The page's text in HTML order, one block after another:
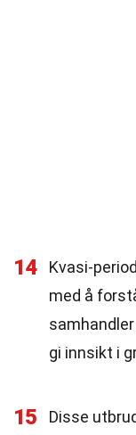
14
Kvasi-
med å
gi innsikt i
15 Disse